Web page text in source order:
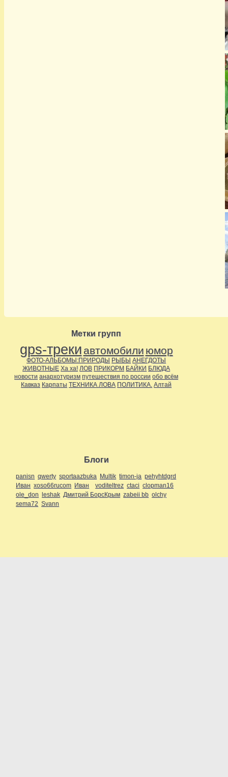
Метки групп
gps-треки автомобили юмор
ФОТО-АЛЬБОМЫ:ПРИРОДЫ РЫБЫ АНЕГДОТЫ
ЖИВОТНЫЕ Ха ха! ЛОВ ПРИКОРМ БАЙКИ БЛЮДА
новости анархотуризм путешествия по россии обо всём
Кавказ Карпаты ТЕХНИКА ЛОВА ПОЛИТИКА. Алтай
Блоги
panisn qwerty sportaazbuka Multik timon-ja pehyhtdgrd
Иван xoso66rucom Иван voditeltrez ctaci clopman16
ole_don leshak Дмитрий БорсКрым zabeii bb olchy
sema72 Svann